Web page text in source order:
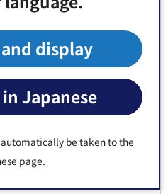
display
Japanese
be taken to the
page.
事業(事業者)
事業（保護者向け）
かんがるーひろば」